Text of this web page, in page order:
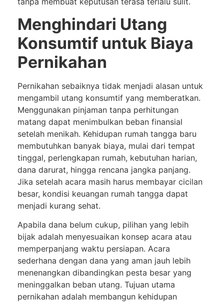
Menghindari Utang
Konsumtif untuk Biaya
Pernikahan
Pernikahan sebaiknya tidak menjadi alasan untuk
mengambil utang konsumtif yang memberatkan.
Menggunakan pinjaman tanpa perhitungan
matang dapat menimbulkan beban finansial
setelah menikah. Kehidupan rumah tangga baru
membutuhkan banyak biaya, mulai dari tempat
tinggal, perlengkapan rumah, kebutuhan harian,
dana darurat, hingga rencana jangka panjang.
Jika setelah acara masih harus membayar cicilan
besar, kondisi keuangan rumah tangga dapat
menjadi kurang sehat.
Apabila dana belum cukup, pilihan yang lebih
bijak adalah menyesuaikan konsep acara atau
memperpanjang waktu persiapan. Acara
sederhana dengan dana yang aman jauh lebih
menenangkan dibandingkan pesta besar yang
meninggalkan beban utang. Tujuan utama
pernikahan adalah membangun kehidupan